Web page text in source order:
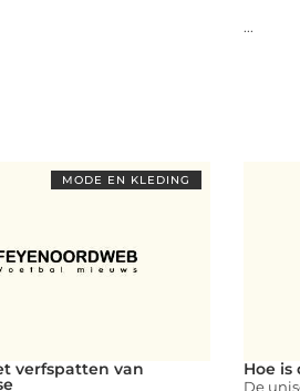
...
MODE EN KLEDING
verfspatten van Hoe is
De